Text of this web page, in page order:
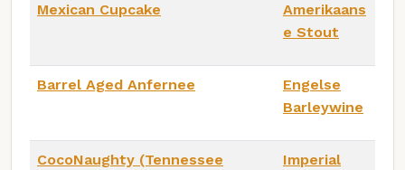
Mexican Cupcake
Amerikaans
e Stout
Barrel Aged Anfernee
Engelse
Barleywine
CocoNaughty (Tennessee
Imperial